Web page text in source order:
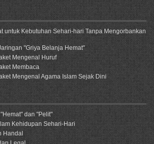
untuk Kebutuhan Sehari-hari Tanpa Mengorbankan
"Griya Belanja Hemat"
Mengenal Huruf
Membaca
Mengenal Agama Islam Sejak Dini
dan "Pelit"
Kehidupan Sehari-Hari
Handal